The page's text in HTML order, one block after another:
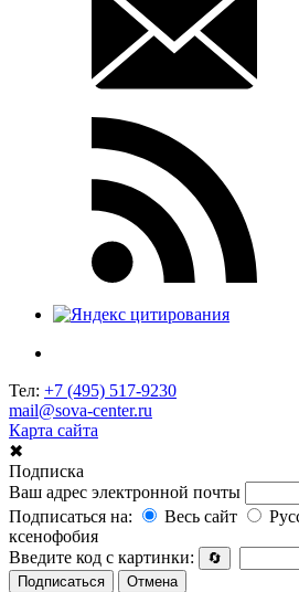
Тел: +7 (495) 517-9230
mail@sova-center.ru
Карта сайта
✖
Подписка
Ваш адрес электронной почты
Подписаться на:
Весь сайт
ксенофобия
Введите код с картинки:
🔄
Подписаться
Отмена